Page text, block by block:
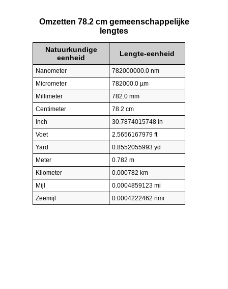
Omzetten 78.2 cm gemeenschappelijke
lengtes
Natuurkundige
eenheid
Lengte-eenheid
Nanometer
782000000.0 nm
Micrometer
782000.0 µm
Millimeter
782.0 mm
Centimeter
78.2 cm
Inch
30.7874015748 in
Voet
2.5656167979 ft
Yard
0.8552055993 yd
Meter
0.782 m
Kilometer
0.000782 km
Mijl
0.0004859123 mi
Zeemijl
0.0004222462 nmi